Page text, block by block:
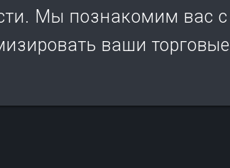
Мы познакомим вас с
ваши торговые